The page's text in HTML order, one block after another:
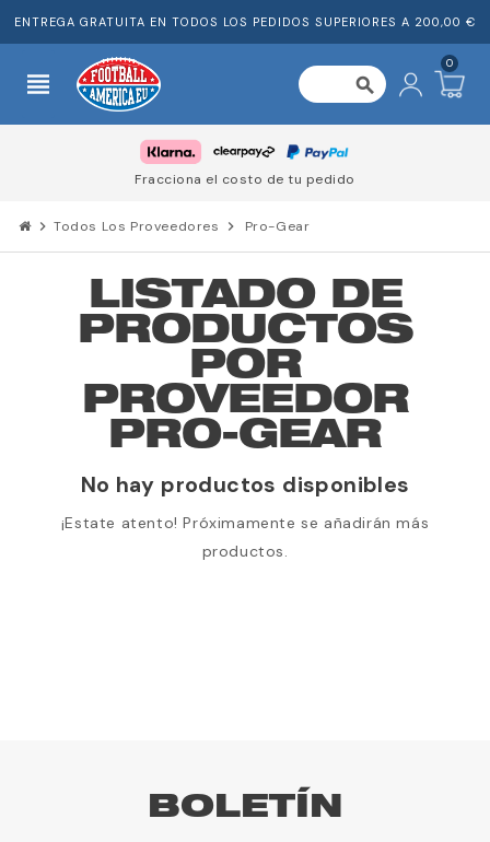
ENTREGA GRATUITA EN TODOS LOS PEDIDOS SUPERIORES A 200,00 €
view_headline search
0
Fracciona el costo de tu pedido
chevron_right Todos Los Proveedores chevron_right Pro-Gear
LISTADO DE
PRODUCTOS
POR
PROVEEDOR
PRO-GEAR
No hay productos disponibles
¡Estate atento! Próximamente se añadirán más
productos.
BOLETÍN